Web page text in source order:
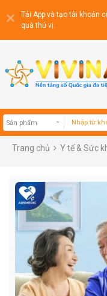
Tải App và tạo tài khoản
quà thú vị.
Sản phẩm
Trang chủ Y tế & Sức